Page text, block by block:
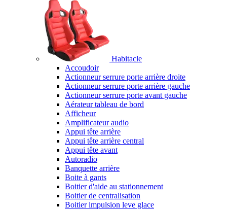
Habitacle
Accoudoir
Actionneur serrure porte arrière droite
Actionneur serrure porte arrière gauche
Actionneur serrure porte avant gauche
Aérateur tableau de bord
Afficheur
Amplificateur audio
Appui tête arrière
Appui tête arrière central
Appui tête avant
Autoradio
Banquette arrière
Boite à gants
Boitier d'aide au stationnement
Boitier de centralisation
Boitier impulsion leve glace